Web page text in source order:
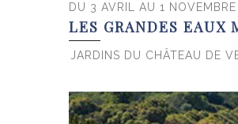
DU 3 AVRIL AU 1
LES GRANDES EAUX
JARDINS DU CHÂTEAU DE